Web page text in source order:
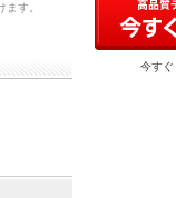
す。
今すぐ